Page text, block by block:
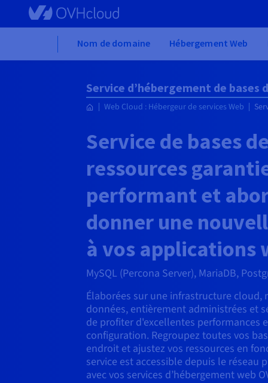
Skip to main content
Nom de domaine Hébergement Web
Service d’hébergement de bases
Web Cloud : Hébergeur de services Web
Service de bases
ressources
performant et
donner une
à vos applications
MySQL (Percona Server), MariaDB,
Élaborées sur une infrastructure cloud,
données, entièrement administrées et
de profiter d'excellentes performances
configuration. Regroupez toutes vos
endroit et ajustez vos ressources en
service est accessible depuis le réseau
avec vos services d’hébergement web